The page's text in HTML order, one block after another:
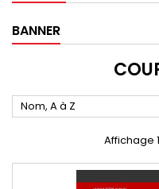
BANNER
Nom, A à Z
Affichage